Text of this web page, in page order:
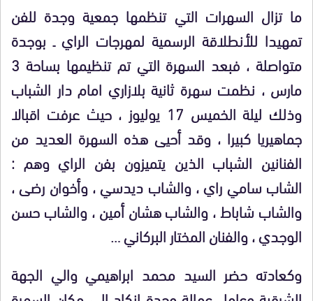
ما تزال السهرات التي تنظمها جمعية وجدة للفن
تمهيدا للأنطلاقة الرسمية لمهرجات الراي ـ بوجدة
متواصلة ، فبعد السهرة التي تم تنظيمها بساحة 3
مارس ، نظمت سهرة ثانية بلازاري امام دار الشباب
وذلك ليلة الخميس 17 يوليوز ، حيث عرفت اقبالا
جماهيريا كبيرا ، وقد أحيى هذه السهرة العديد من
الفنانين الشباب الذين يتميزون بفن الراي وهم :
الشاب سامي راي ، والشاب ديدسي ، وأخوان رضى ،
والشاب شاباط ، والشاب هشان أمين ، والشاب حسن
الوجدي ، والفنان المختار البركاني …
وكعادته حضر السيد محمد ابراهيمي والي الجهة